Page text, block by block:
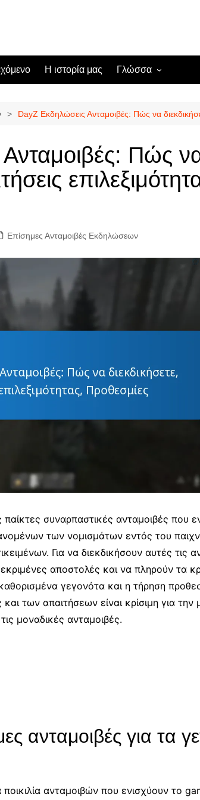
Η ιστορία μας Γλώσσα
Swedish (SE)
Norwegian (NO)
Bulgarian (BG)
Turkish (TR)
German (DE)
English (CA)
German (AT)
Polish (PL)
English (NZ)
DayZ Εκδηλώσεις Ανταμοιβές: Πώς να
Πώς
Επίσημες Ανταμοιβές Εκδηλώσεων
συναρπαστικές ανταμοιβές που
των νομισμάτων εντός του
Για να διεκδικήσουν αυτές τις
αποστολές και να πληρούν τα
γεγονότα και η τήρηση
των απαιτήσεων είναι κρίσιμη για την
μοναδικές ανταμοιβές.
ανταμοιβές για τα
ανταμοιβών που ενισχύουν το